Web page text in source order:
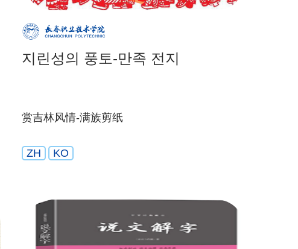
지린성의 풍토-만족 전지
赏吉林风情-满族剪纸
ZH KO